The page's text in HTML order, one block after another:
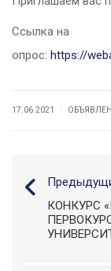
Ссылка на
опрос: https://
17.06.2021
КОНКУРС